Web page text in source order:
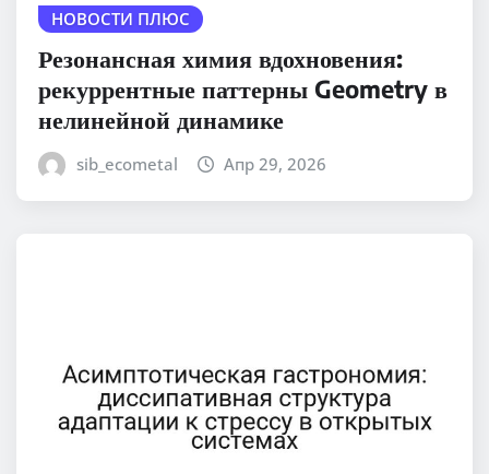
НОВОСТИ ПЛЮС
Резонансная химия вдохновения:
рекуррентные паттерны Geometry в
нелинейной динамике
sib_ecometal Апр 29, 2026